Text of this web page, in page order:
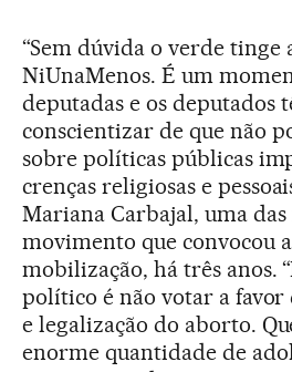
“Sem dúvida o verde tinge
NiUnaMenos. É um
deputadas e os deputados
conscientizar de que não
sobre políticas públicas
crenças religiosas e
Mariana Carbajal, uma
movimento que convocou
mobilização, há três anos.
político é não votar a favor
e legalização do aborto.
enorme quantidade de